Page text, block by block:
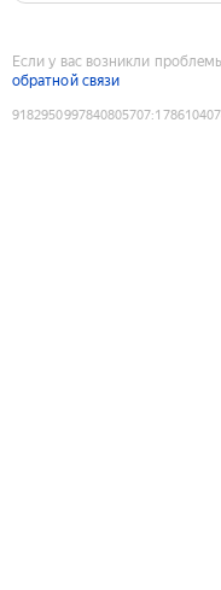
Если у вас возникли
обратной связи
9182950997840805707: